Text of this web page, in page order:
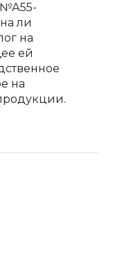
№А55-
ли
на
ей
на